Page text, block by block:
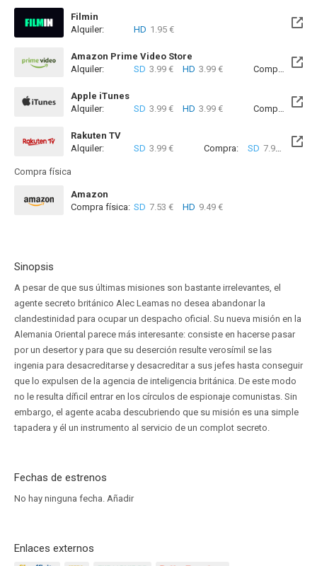
Filmin
Disponible hasta el Sab, 05 Dic 2026 (Quedan 3 meses)
Alquiler: HD 1.95 €
Amazon Prime Video Store
Alquiler:
SD 3.99 € HD 3.99 € Compra: SD
Apple iTunes
Alquiler:
SD 3.99 € HD 3.99 € Compra: SD
Rakuten TV
Alquiler:
SD 3.99 € Compra: SD 7.99 €
Compra física
Amazon
Compra física: SD 7.53 € HD 9.49 €
Sinopsis
A pesar de que sus últimas misiones son bastante irrelevantes, el
agente secreto británico Alec Leamas no desea abandonar la
clandestinidad para ocupar un despacho oficial. Su nueva misión en la
Alemania Oriental parece más interesante: consiste en hacerse pasar
por un desertor y para que su deserción resulte verosímil se las
ingenia para desacreditarse y desacreditar a sus jefes hasta conseguir
que lo expulsen de la agencia de inteligencia británica. De este modo
no le resulta díficil entrar en los círculos de espionaje comunistas. Sin
embargo, el agente acaba descubriendo que su misión es una simple
tapadera y él un instrumento al servicio de un complot secreto.
Fechas de estrenos
No hay ninguna fecha. Añadir
Enlaces externos